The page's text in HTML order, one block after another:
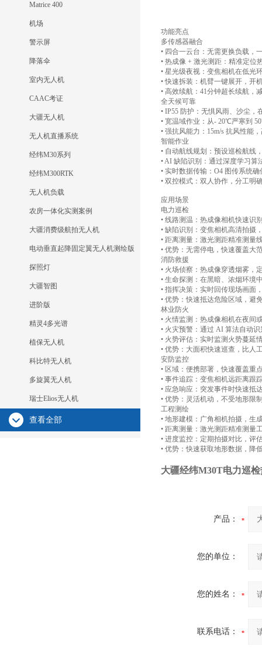
Matrice 400
机场
警示屏
降落伞
室内无人机
CAAC考证
大疆无人机
无人机直播系统
经纬M30系列
经纬M300RTK
无人机负载
农房一体化实测案例
大疆消费级航拍无人机
电动垂直起降固定翼无人机测绘版
探照灯
大疆智图
进阶版
精灵4多光谱
植保无人机
科比特无人机
多旋翼无人机
瑞士Elios无人机
查看全部
功能亮点
多传感器融合
• 四合一云台：无需更换负载，
• 热成像 + 激光测距：精准定位
• 星光级夜视：变焦相机在低光
• 快速拆装：机臂一键展开，开
• 高效续航：41分钟超长续航，
全天候可靠
• IP55 防护：无惧风雨、沙尘，
• 宽温域作业：从- 20℃严寒到
• 强抗风能力：15m/s 抗风性能
智能作业
• 自动航线规划：预设巡检航线
• AI 缺陷识别：通过深度学习
• 实时数据传输：O4 图传系统
• 双控模式：双人协作，分工明
应用场景
电力巡检
• 线路测温：热成像相机快速识
• 缺陷识别：变焦相机高清拍摄
• 距离测量：激光测距精准测量
• 优势：无需停电，快速覆盖大
消防救援
• 火场侦察：热成像穿透烟雾，
• 生命探测：在黑暗、浓烟环境
• 指挥决策：实时回传现场画面
• 优势：快速抵达危险区域，避
林业防火
• 火情监测：热成像相机在夜间
• 火灾预警：通过 AI 算法自动
• 火势评估：实时监测火势蔓延
• 优势：大面积快速巡查，比人
安防监控
• 区域：便携部署，快速覆盖重
• 事件追踪：变焦相机远距离跟
• 应急响应：突发事件时快速抵
• 优势：灵活机动，不受地形限
工程测绘
• 地形建模：广角相机拍摄，生
• 距离测量：激光测距精准测量
• 进度监控：定期拍摄对比，评
• 优势：快速获取地形数据，降
大疆经纬M30T电力巡
产品：
您的单位：
您的姓名：
联系电话：